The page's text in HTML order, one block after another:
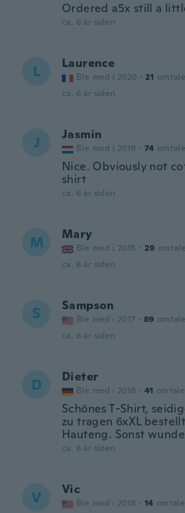
Ordered a5x still a
ca. 6 år siden
L Laurence
Ble med i 2020 · 21
ca. 6 år siden
J Jasmin
Ble med i 2019 · 74
Nice. Obviously not
shirt
ca. 6 år siden
M Mary
Ble med i 2015 · 29
ca. 6 år siden
S Sampson
Ble med i 2017 · 89
ca. 6 år siden
D Dieter
Ble med i 2018 · 41
Schönes T-Shirt,
zu tragen 6xXL
Hauteng. Sonst
ca. 6 år siden
V Vic
Ble med i 2018 · 14